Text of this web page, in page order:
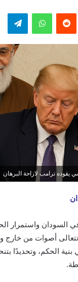
واتساب
يقوده ترامب لازاحة البرهان
السودان واستمرار
تتعالى أصوات من خارج
الحكم، وتحديدًا